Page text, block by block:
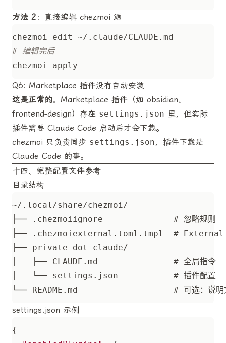
方法 2 ：直接编辑 chezmoi 源
# 编辑完后
Q6: Marketplace 插件没有自动安装
这是正常的。Marketplace 插件（如 obsidian、
frontend-design）存在 settings.json 里，但实际
插件需要 Claude Code 启动后才会下载。
chezmoi 只负责同步 settings.json，插件下载是
Claude Code 的事。
十四、完整配置文件参考
目录结构
settings.json 示例
{